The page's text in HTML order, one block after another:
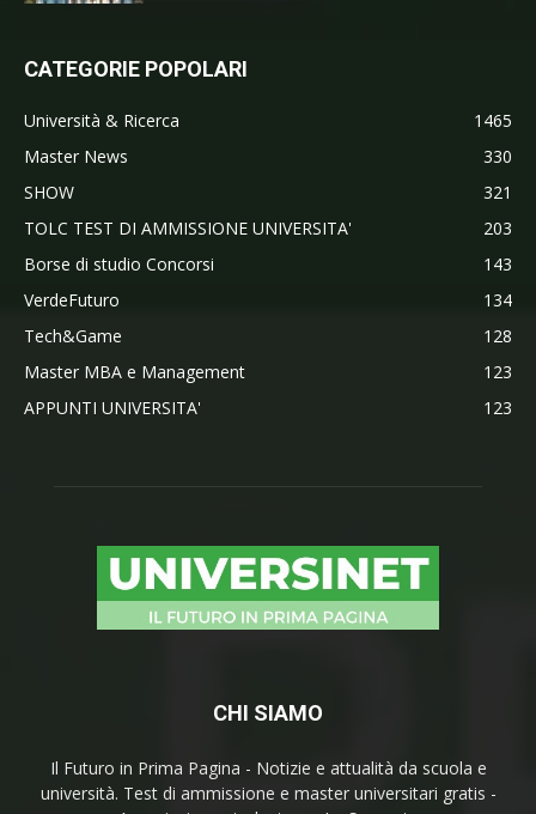
CATEGORIE POPOLARI
Università & Ricerca
1465
Master News
330
SHOW
321
TOLC TEST DI AMMISSIONE UNIVERSITA'
203
Borse di studio Concorsi
143
VerdeFuturo
134
Tech&Game
128
Master MBA e Management
123
APPUNTI UNIVERSITA'
123
CHI SIAMO
Il Futuro in Prima Pagina - Notizie e attualità da scuola e
università. Test di ammissione e master universitari gratis -